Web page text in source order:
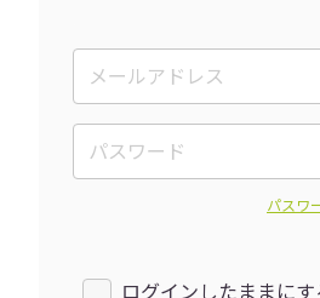
パスワ
ログインしたままにす